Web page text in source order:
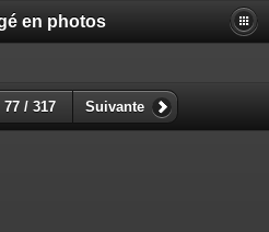
en photos
77 / 317 Suivante